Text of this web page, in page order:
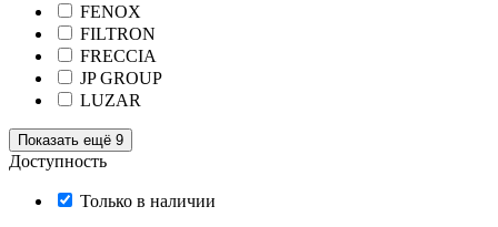
FENOX
FILTRON
FRECCIA
JP GROUP
LUZAR
Показать ещё 9
Доступность
Только в наличии